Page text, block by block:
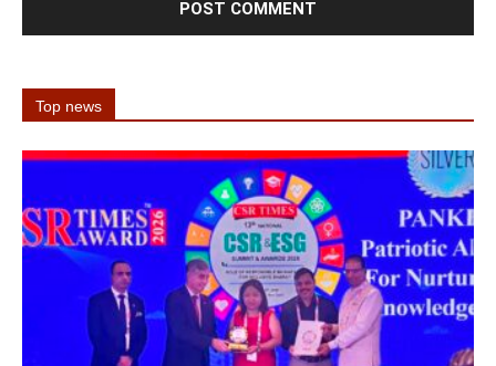
Top news